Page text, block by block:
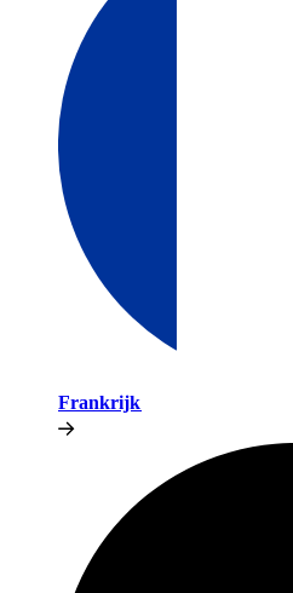
Frankrijk​​